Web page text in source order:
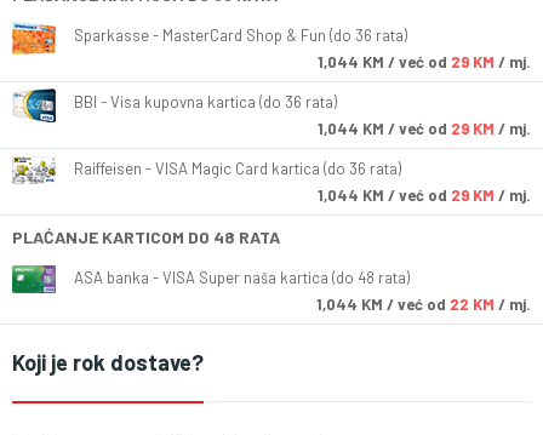
Sparkasse - MasterCard Shop & Fun (do 36 rata)
1,044 KM / već od 29 KM / mj.
BBI - Visa kupovna kartica (do 36 rata)
1,044 KM / već od 29 KM / mj.
Raiffeisen - VISA Magic Card kartica (do 36 rata)
1,044 KM / već od 29 KM / mj.
PLAĆANJE KARTICOM DO 48 RATA
ASA banka - VISA Super naša kartica (do 48 rata)
1,044 KM / već od 22 KM / mj.
Koji je rok dostave?